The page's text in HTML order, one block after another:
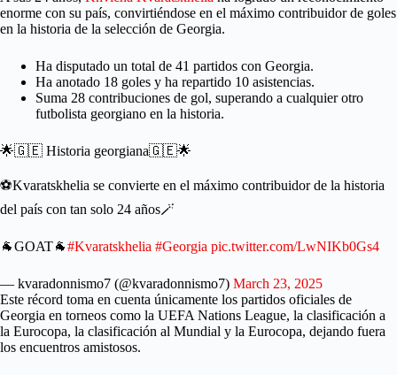
enorme con su país, convirtiéndose en el máximo contribuidor de goles
en la historia de la selección de Georgia.
Ha disputado un total de 41 partidos con Georgia.
Ha anotado 18 goles y ha repartido 10 asistencias.
Suma 28 contribuciones de gol, superando a cualquier otro
futbolista georgiano en la historia.
🌟🇬🇪 Historia georgiana🇬🇪🌟
⚽Kvaratskhelia se convierte en el máximo contribuidor de la historia
del país con tan solo 24 años🪄
🐐GOAT🐐#Kvaratskhelia #Georgia pic.twitter.com/LwNIKb0Gs4
— kvaradonnismo7 (@kvaradonnismo7) March 23, 2025
Este récord toma en cuenta únicamente los partidos oficiales de
Georgia en torneos como la UEFA Nations League, la clasificación a
la Eurocopa, la clasificación al Mundial y la Eurocopa, dejando fuera
los encuentros amistosos.